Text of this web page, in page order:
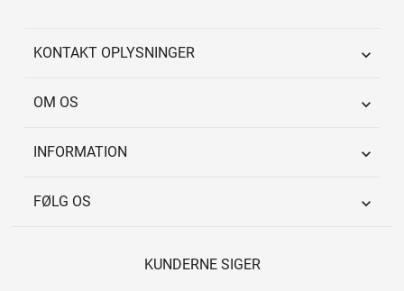
KONTAKT OPLYSNINGER 
OM OS 
INFORMATION 
FØLG OS 
KUNDERNE SIGER